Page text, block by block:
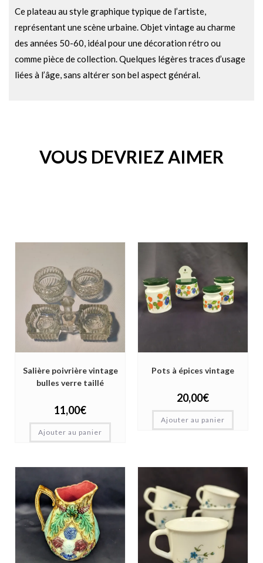
Ce plateau au style graphique typique de l’artiste,
représentant une scène urbaine. Objet vintage au charme
des années 50-60, idéal pour une décoration rétro ou
comme pièce de collection. Quelques légères traces d’usage
liées à l’âge, sans altérer son bel aspect général.
VOUS DEVRIEZ AIMER
Salière poivrière vintage
bulles verre taillé
11,00€
Ajouter au panier
Pots à épices vintage
20,00€
Ajouter au panier